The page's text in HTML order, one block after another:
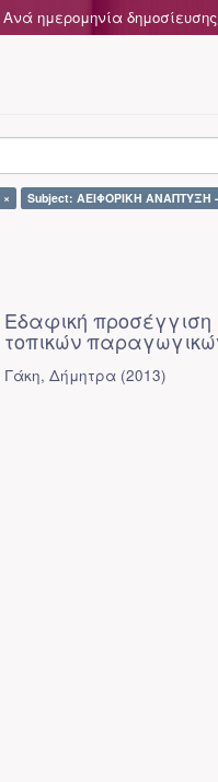
Ανά ημερομηνία δημοσίευσης
Subject: ΑΕΙΦΟΡΙΚΗ ΑΝΑΠΤΥΞΗ
Εδαφική προσέγγιση
τοπικών
Γάκη, Δήμητρα (2013)